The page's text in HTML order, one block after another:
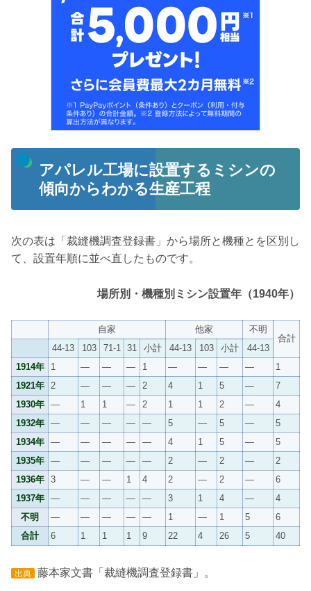
アパレル工場に設置するミシンの
傾向からわかる生産工程
次の表は「裁縫機調査登録書」から場所と機種とを区別し
て、設置年順に並べ直したものです。
場所別・機種別ミシン設置年（1940年）
自家 他家
不明
合計
44-13
103 71-1 31 小計 44-13 103 小計
44-13
1914年
1 ― ― ― 1 ― ― ― ―
1
1921年
2 ― ― ― 2 4 1 5 ―
7
1930年
― 1 1 ― 2 1 1 2 ―
4
1932年
― ― ― ― ― 5 ― 5 ―
5
1934年
― ― ― ― ― 4 1 5 ―
5
1935年
― ― ― ― ― 2 ― 2 ―
2
1936年
3 ― ― 1 4 2 ― 2 ―
6
1937年
― ― ― ― ― 3 1 4 ―
4
不明
― ― ― ― ― 1 ― 1 5
6
合計
6 1 1 1 9 22 4 26 5 40
出典 藤本家文書「裁縫機調査登録書」。